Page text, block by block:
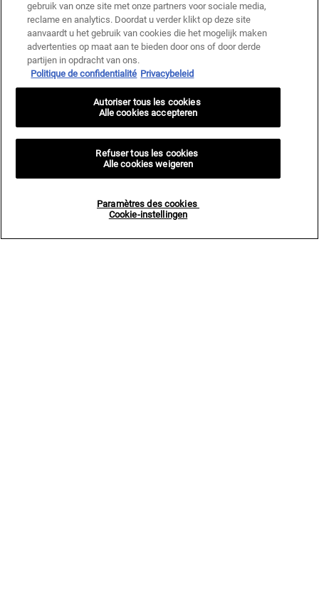
gebruik van onze site met onze partners voor sociale media,
reclame en analytics. Doordat u verder klikt op deze site
aanvaardt u het gebruik van cookies die het mogelijk maken
advertenties op maat aan te bieden door ons of door derde
partijen in opdracht van ons.
Politique de confidentialité Privacybeleid
Paramètres des cookies
Cookie-instellingen
Refuser tous les cookies
Alle cookies weigeren
Autoriser tous les cookies
Alle cookies accepteren